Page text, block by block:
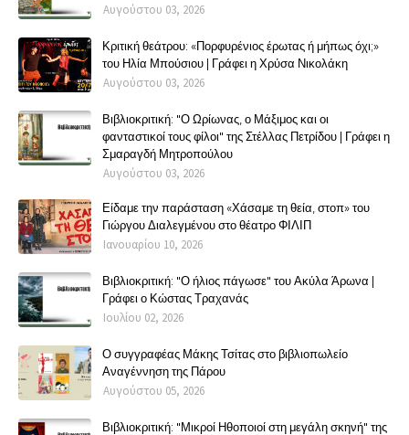
Αυγούστου 03, 2026
Κριτική θεάτρου: «Πορφυρένιος έρωτας ή μήπως όχι;»
του Ηλία Μπούσιου | Γράφει η Χρύσα Νικολάκη
Αυγούστου 03, 2026
Βιβλιοκριτική: "Ο Ωρίωνας, ο Μάξιμος και οι
φανταστικοί τους φίλοι" της Στέλλας Πετρίδου | Γράφει η
Σμαραγδή Μητροπούλου
Αυγούστου 03, 2026
Είδαμε την παράσταση «Χάσαμε τη θεία, στοπ» του
Γιώργου Διαλεγμένου στο θέατρο ΦΙΛΙΠ
Ιανουαρίου 10, 2026
Βιβλιοκριτική: "Ο ήλιος πάγωσε" του Ακύλα Άρωνα |
Γράφει ο Κώστας Τραχανάς
Ιουλίου 02, 2026
Ο συγγραφέας Μάκης Τσίτας στο βιβλιοπωλείο
Αναγέννηση της Πάρου
Αυγούστου 05, 2026
Βιβλιοκριτική: "Μικροί Ηθοποιοί στη μεγάλη σκηνή" της